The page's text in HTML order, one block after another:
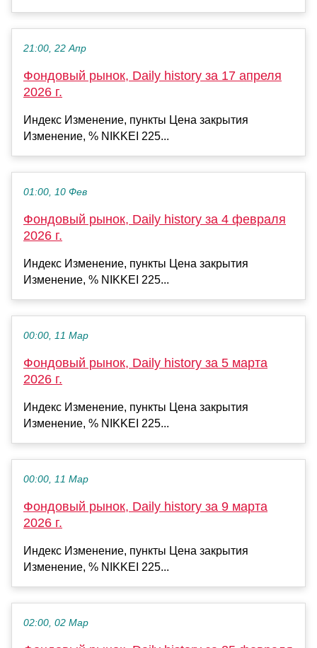
21:00, 22 Апр
Фондовый рынок, Daily history за 17 апреля
2026 г.
Индекс Изменение, пункты Цена закрытия
Изменение, % NIKKEI 225...
01:00, 10 Фев
Фондовый рынок, Daily history за 4 февраля
2026 г.
Индекс Изменение, пункты Цена закрытия
Изменение, % NIKKEI 225...
00:00, 11 Мар
Фондовый рынок, Daily history за 5 марта
2026 г.
Индекс Изменение, пункты Цена закрытия
Изменение, % NIKKEI 225...
00:00, 11 Мар
Фондовый рынок, Daily history за 9 марта
2026 г.
Индекс Изменение, пункты Цена закрытия
Изменение, % NIKKEI 225...
02:00, 02 Мар